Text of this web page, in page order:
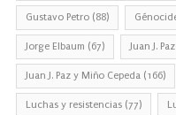
Gustavo Petro (88)
Jorge Elbaum (67) Juan J.
Juan J. Paz y Miño Cepeda (166)
Luchas y resistencias (77)